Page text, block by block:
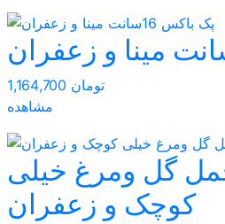
1,164,700 تومان
مشاهده
گل ومرغ خیلی
کوچک و زعفران